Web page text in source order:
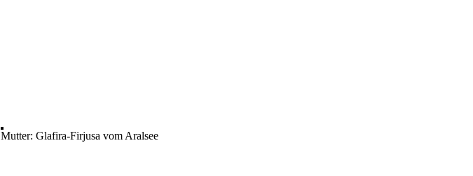
Mutter: Glafira-Firjusa vom Aralsee